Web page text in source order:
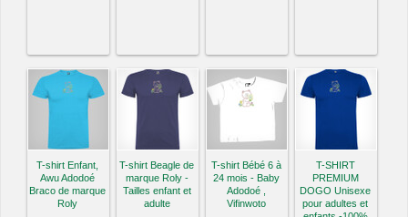
T-shirt Enfant,
Awu Adodoé
Braco de marque
Roly
T-shirt Beagle de
marque Roly -
Tailles enfant et
adulte
T-shirt Bébé 6 à
24 mois - Baby
Adodoé ,
Vifinwoto
T-SHIRT
PREMIUM
DOGO Unisexe
pour adultes et